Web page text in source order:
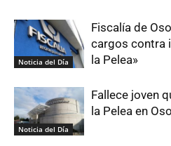
Noticia del Día
Fiscalía de
cargos contra
la Pelea»
Noticia del Día
Fallece joven
la Pelea en